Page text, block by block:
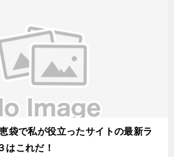
袋で私が役立ったサイトの最新ラ
はこれだ！